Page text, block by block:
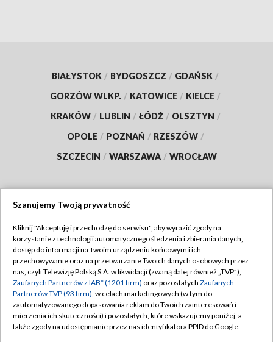
BIAŁYSTOK / BYDGOSZCZ / GDAŃSK /
GORZÓW WLKP. / KATOWICE / KIELCE /
KRAKÓW / LUBLIN / ŁÓDŹ / OLSZTYN /
OPOLE / POZNAŃ / RZESZÓW /
SZCZECIN / WARSZAWA / WROCŁAW
TVP
Abonament TVP
Emisja w TVP
Centrum informacji TVP
Naziemna Telewizja Cyfrowa
Regulamin TVP
Polityka prywatności
Moje zgody
Pomoc
Szanujemy Twoją prywatność
Kliknij "Akceptuję i przechodzę do serwisu", aby wyrazić zgody na
korzystanie z technologii automatycznego śledzenia i zbierania danych,
dostęp do informacji na Twoim urządzeniu końcowym i ich
przechowywanie oraz na przetwarzanie Twoich danych osobowych przez
nas, czyli Telewizję Polską S.A. w likwidacji (zwaną dalej również „TVP”),
Zaufanych Partnerów z IAB* (1201 firm) oraz pozostałych Zaufanych
Partnerów TVP (93 firm), w celach marketingowych (w tym do
zautomatyzowanego dopasowania reklam do Twoich zainteresowań i
mierzenia ich skuteczności) i pozostałych, które wskazujemy poniżej, a
także zgody na udostępnianie przez nas identyfikatora PPID do Google.